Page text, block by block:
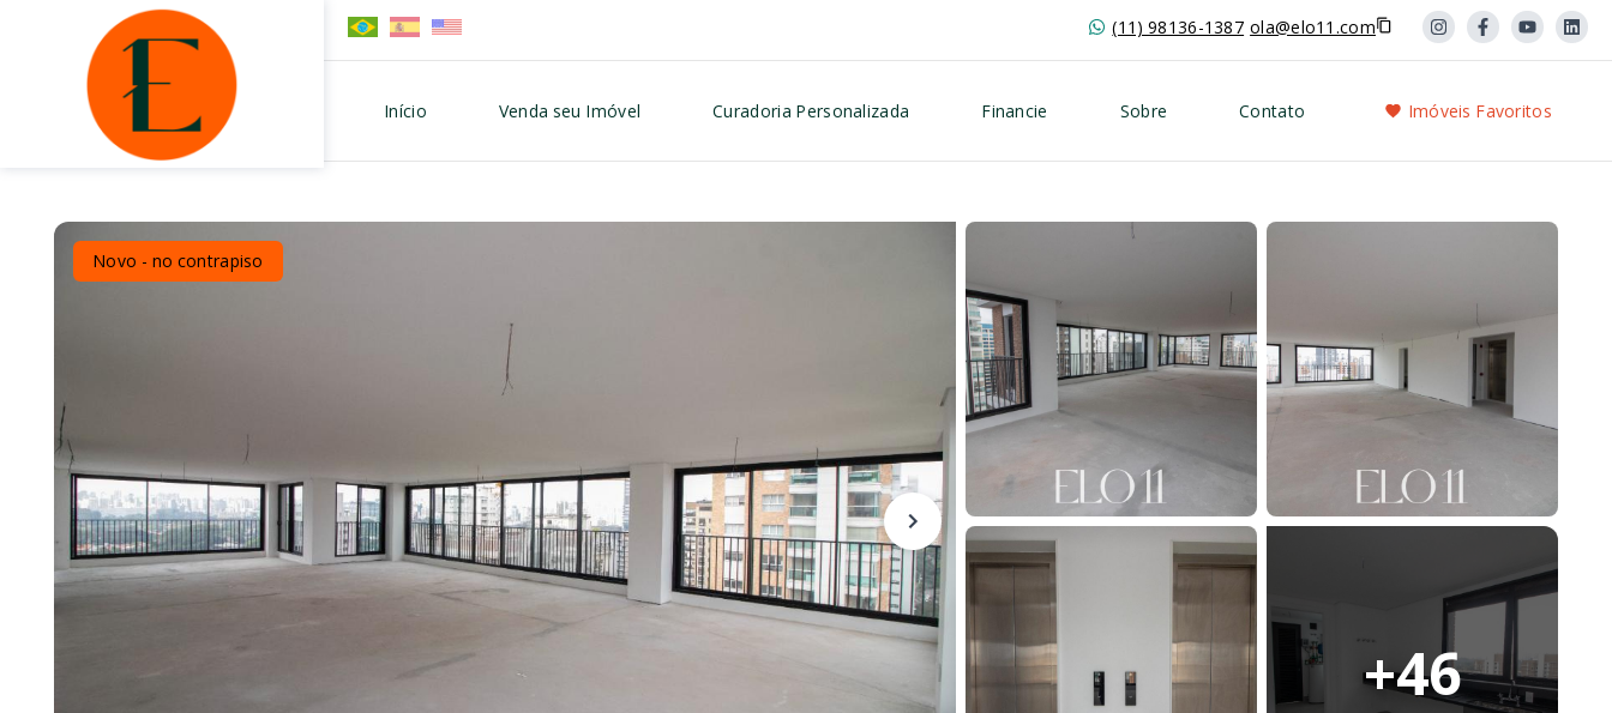
(11) 98136-1387 ola@elo11.com
Início Venda seu Imóvel Curadoria Personalizada Financie Sobre Contato Imóveis Favoritos
Novo - no contrapiso
+46